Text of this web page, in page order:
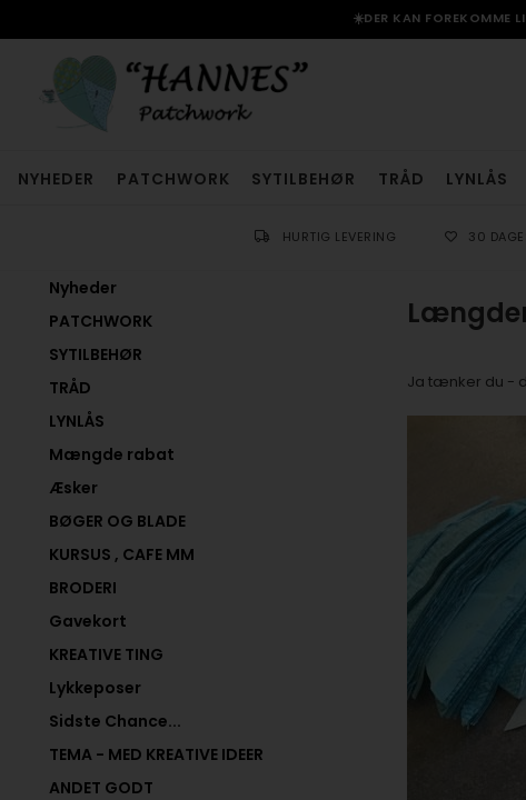
☀️DER KAN FOREKOMME
NYHEDER PATCHWORK SYTILBEHØR TRÅD LYNLÅS
HURTIG LEVERING 30
Nyheder
PATCHWORK
SYTILBEHØR
TRÅD
LYNLÅS
Mængde rabat
Æsker
BØGER OG BLADE
KURSUS , CAFE MM
BRODERI
Gavekort
KREATIVE TING
Lykkeposer
Sidste Chance...
TEMA - MED KREATIVE IDEER
ANDET GODT
Ja tænker du -